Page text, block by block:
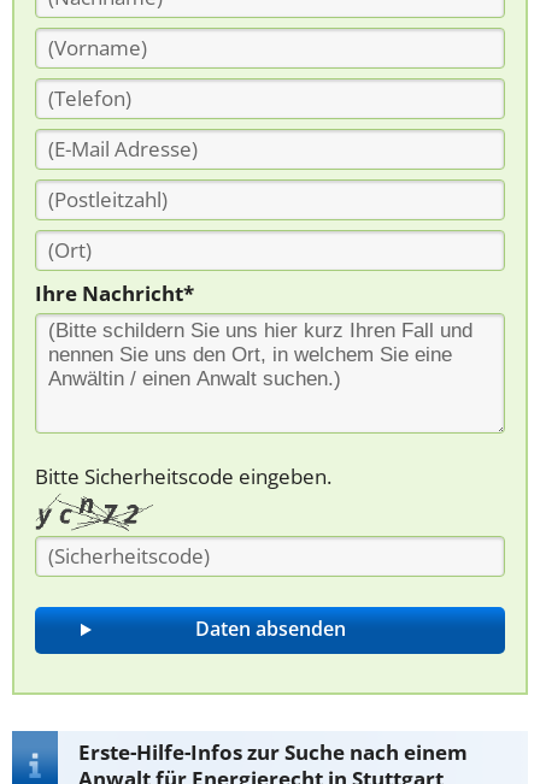
Ihre Nachricht*
Bitte Sicherheitscode eingeben.
Erste-Hilfe-Infos zur Suche nach einem